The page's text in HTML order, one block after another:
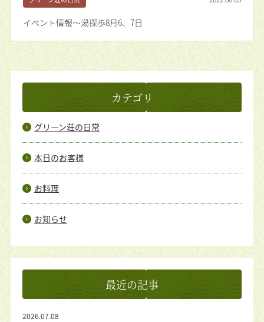
イベント情報〜湯探歩8月6、7日
カテゴリ
グリーン荘の日常
本日のお客様
お料理
お知らせ
最近の記事
2026.07.08